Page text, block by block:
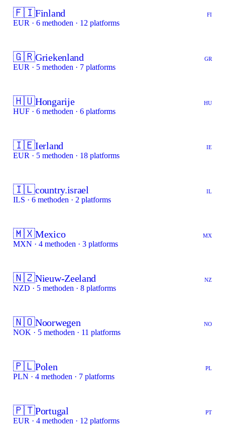
🇫🇮Finland FI
EUR · 6 methoden · 12 platforms
🇬🇷Griekenland GR
EUR · 5 methoden · 7 platforms
🇭🇺Hongarije HU
HUF · 6 methoden · 6 platforms
🇮🇪Ierland IE
EUR · 5 methoden · 18 platforms
🇮🇱country.israel IL
ILS · 6 methoden · 2 platforms
🇲🇽Mexico MX
MXN · 4 methoden · 3 platforms
🇳🇿Nieuw-Zeeland NZ
NZD · 5 methoden · 8 platforms
🇳🇴Noorwegen NO
NOK · 5 methoden · 11 platforms
🇵🇱Polen PL
PLN · 4 methoden · 7 platforms
🇵🇹Portugal PT
EUR · 4 methoden · 12 platforms